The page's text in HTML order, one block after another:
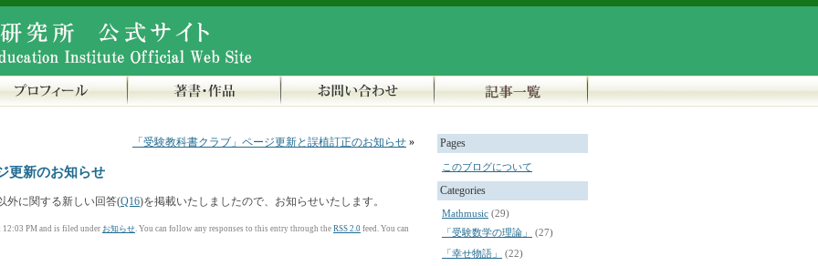
「受験教科書クラブ」ページ更新と誤植訂正のお知らせ »
更新のお知らせ
外に関する新しい回答(Q16)を掲載いたしましたので、お知らせいたします。
12:03 PM and is filed underお知らせ. You can follow any responses to this entry through the RSS 2.0 feed. You can
Pages
このブログについて
Categories
Mathmusic (29)
「受験数学の理論」
(27)
「幸せ物語」
(22)